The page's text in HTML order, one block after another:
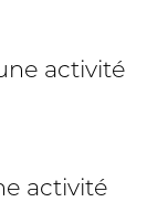
activité
activité